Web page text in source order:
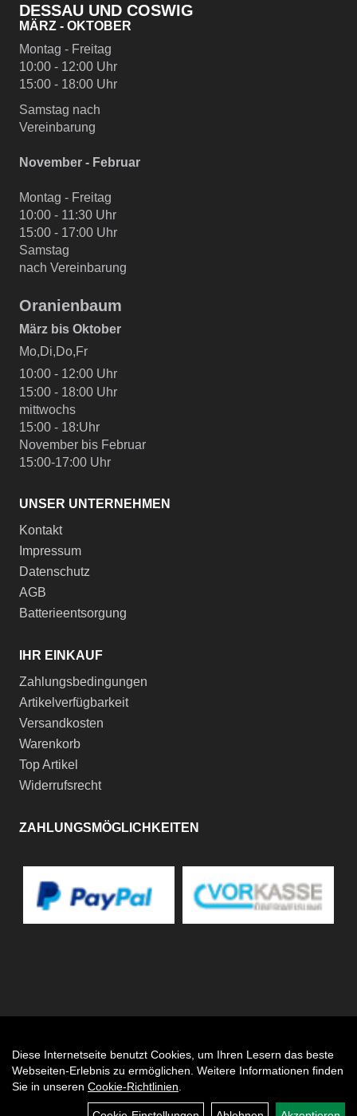
DESSAU UND COSWIG
MÄRZ - OKTOBER
Montag - Freitag
10:00 - 12:00 Uhr
15:00 - 18:00 Uhr
Samstag nach
Vereinbarung
November - Februar
Montag - Freitag
10:00 - 11:30 Uhr
15:00 - 17:00 Uhr
Samstag
nach Vereinbarung
Oranienbaum
März bis Oktober
Mo,Di,Do,Fr
10:00 - 12:00 Uhr
15:00 - 18:00 Uhr
mittwochs
15:00 - 18:Uhr
November bis Februar
15:00-17:00 Uhr
UNSER UNTERNEHMEN
Kontakt
Impressum
Datenschutz
AGB
Batterieentsorgung
IHR EINKAUF
Zahlungsbedingungen
Artikelverfügbarkeit
Versandkosten
Warenkorb
Top Artikel
Widerrufsrecht
ZAHLUNGSMÖGLICHKEITEN
Diese Internetseite benutzt Cookies, um Ihren Lesern das beste
Webseiten-Erlebnis zu ermöglichen. Weitere Informationen finden
Sie in unseren Cookie-Richtlinien
Auftrag widerrufen